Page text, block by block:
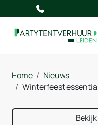
Home
Nieuws
Winterfeest